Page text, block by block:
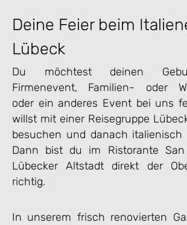
Deine Feier beim
Lübeck
Du möchtest deinen
Firmenevent, Familien- oder
oder ein anderes Event bei uns
willst mit einer Reisegruppe
besuchen und danach italienisch
Dann bist du im Ristorante
Lübecker Altstadt direkt der
richtig.
In unserem frisch renovierten